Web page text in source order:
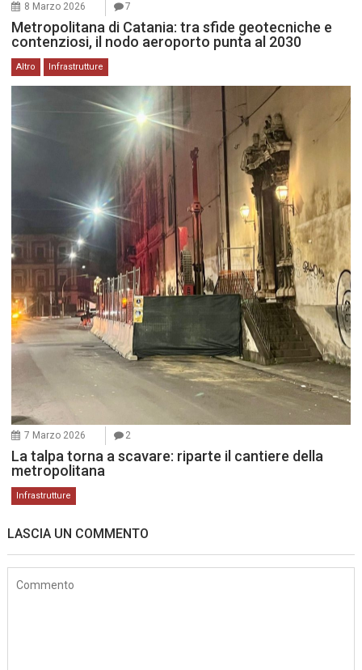
8 Marzo 2026 7
Metropolitana di Catania: tra sfide geotecniche e
contenziosi, il nodo aeroporto punta al 2030
Altro Infrastrutture
7 Marzo 2026 2
La talpa torna a scavare: riparte il cantiere della
metropolitana
Infrastrutture
LASCIA UN COMMENTO